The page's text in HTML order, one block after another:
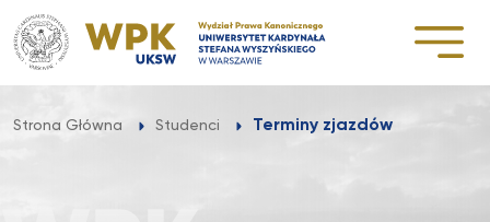
Przejdź
do
treści
Strona Główna Studenci Terminy zjazdów